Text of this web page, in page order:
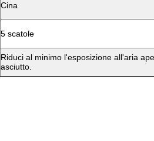
Cina
5 scatole
Riduci al minimo l'esposizione all'aria
asciutto.